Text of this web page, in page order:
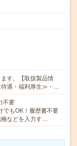
す。【取扱製品情
待遇・福利厚生≫・…
不要
もOK！履歴書不要
などを入力す…